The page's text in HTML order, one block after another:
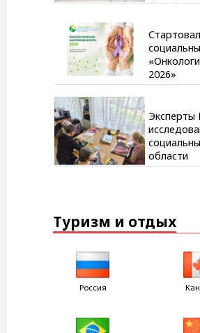
2026»
области
Туризм и отдых
Россия